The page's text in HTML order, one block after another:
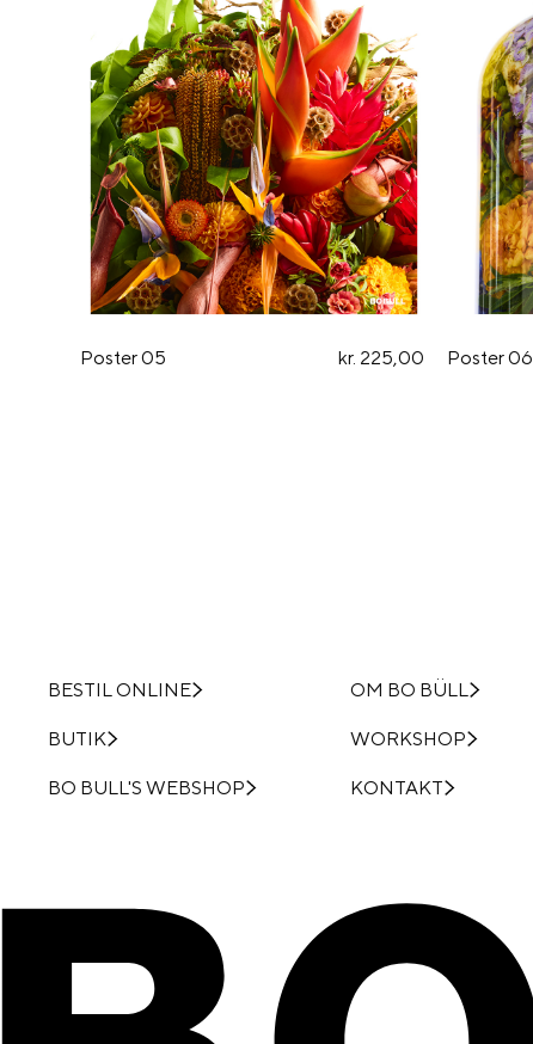
Poster 05 kr. 225,00 Poster 06
BESTIL ONLINE
BUTIK
BO BULL'S WEBSHOP
OM BO BÜLL
WORKSHOP
KONTAKT